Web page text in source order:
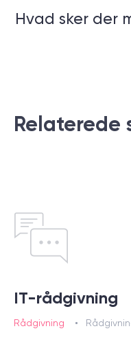
Hvad sker der
Relaterede
IT-rådgivning
Rådgivning